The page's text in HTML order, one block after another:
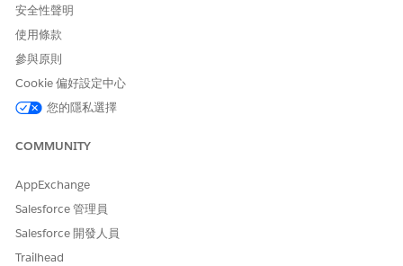
若要使用 Agentforce 客戶資產財務管理工作人員,請考量支援
的功能、用量、限制與配額、限制及其他問題。
設定客戶的資產財務管理 Agentforce
啟動並執行「客戶的資產財務管理」工作人員。準備您的
員。
客戶子工作人員參照的資產財務管理
員可協助工作人員識別使用者要求的類型、決定要求的範圍、做
出決策和執行動作。
安全性聲明
使用條款
參與原則
Cookie 偏好設定中心
您的隱私選擇
COMMUNITY
AppExchange
Salesforce 管理員
Salesforce 開發人員
Trailhead